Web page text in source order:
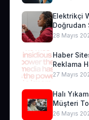
Elektrikçi
Doğrudan
28 Mayıs
Haber
Reklama
27 Mayıs
Halı
Müşteri
26 Mayıs